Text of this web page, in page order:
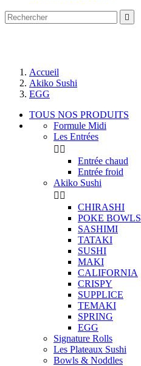

Accueil
Akiko Sushi
EGG
TOUS NOS PRODUITS
Formule Midi
Les Entrées
 
Entrée chaud
Entrée froid
Akiko Sushi
 
CHIRASHI
POKE BOWLS
SASHIMI
TATAKI
SUSHI
MAKI
CALIFORNIA
CRISPY
SUPPLICE
TEMAKI
SPRING
EGG
Signature Rolls
Les Plateaux Sushi
Bowls & Noddles